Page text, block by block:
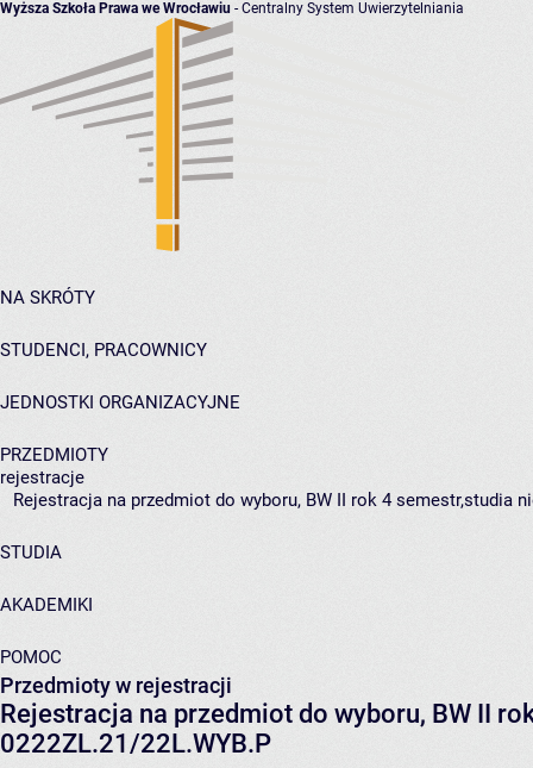
Wyższa Szkoła Prawa we Wrocławiu - Centralny System Uwierzytelniania
NA SKRÓTY
STUDENCI, PRACOWNICY
JEDNOSTKI ORGANIZACYJNE
PRZEDMIOTY
rejestracje
Rejestracja na przedmiot do wyboru, BW II rok 4 semestr,studia
STUDIA
AKADEMIKI
POMOC
Przedmioty w rejestracji
Rejestracja na przedmiot do wyboru, BW II
0222ZL.21/22L.WYB.P